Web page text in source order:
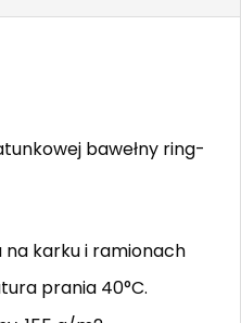
bawełny ring-
karku i ramionach
prania 40°C.